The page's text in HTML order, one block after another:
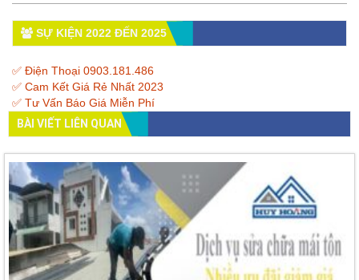
SỰ KIỆN 2022 ĐẾN 2025
✅ Điện Thoại 0903.181.486
✅ Cam Kết Giá Rẻ Nhất 2023
✅ Tư Vấn Báo Giá Miễn Phí
BÀI VIẾT LIÊN QUAN